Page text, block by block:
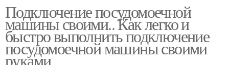
Машины к канализации Машина к канализации
Машины к
Подключение посудомоечной
машины своими.. Как легко и
быстро выполнить подключение
посудомоечной машины своими
руками